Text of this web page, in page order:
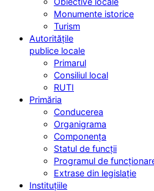
Monumente istorice
Turism
Autoritățile
publice locale
Primarul
Consiliul local
RUTI
Primăria
Conducerea
Organigrama
Componența
Statul de funcții
Programul de
Extrase din legislație
Instituțiile